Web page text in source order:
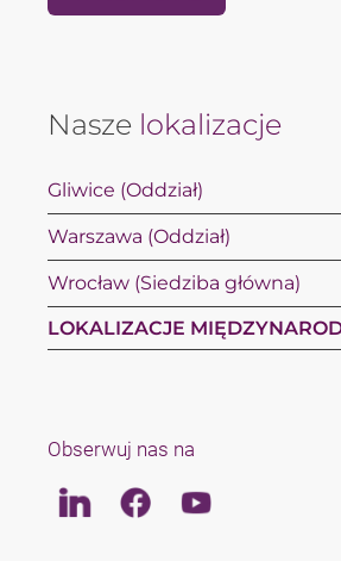
Nasze lokalizacje
Gliwice (Oddział)
Warszawa (Oddział)
Wrocław (Siedziba główna)
LOKALIZACJE
Obserwuj nas na
LinkedinFacebookYoutube